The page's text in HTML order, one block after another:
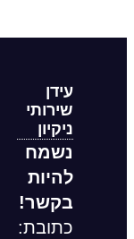
עידן
שירותי
ניקיון
נשמח
להיות
בקשר!
כתובת: